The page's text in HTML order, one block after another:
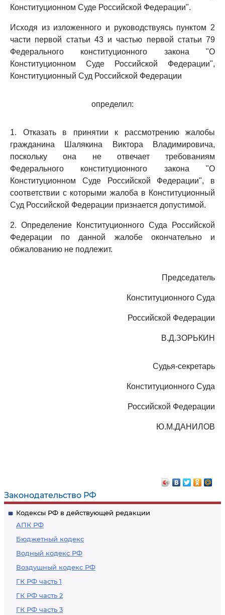
Законодательство РФ
Кодексы РФ в действующей редакции
АПК РФ
Бюджетный кодекс
Водный кодекс РФ
Воздушный кодекс РФ
ГК РФ часть 1
ГК РФ часть 2
ГК РФ часть 3
Конституционном Суде Российской Федерации".
Исходя из изложенного и руководствуясь пунктом 2
части первой статьи 43 и частью первой статьи 79
Федерального конституционного закона "О
Конституционном Суде Российской Федерации",
Конституционный Суд Российской Федерации
определил:
1. Отказать в принятии к рассмотрению жалобы
гражданина Шалякина Виктора Владимировича,
поскольку она не отвечает требованиям
Федерального конституционного закона "О
Конституционном Суде Российской Федерации", в
соответствии с которыми жалоба в Конституционный
Суд Российской Федерации признается допустимой.
2. Определение Конституционного Суда Российской
Федерации по данной жалобе окончательно и
обжалованию не подлежит.
Председатель
Конституционного Суда
Российской Федерации
В.Д.ЗОРЬКИН
Судья-секретарь
Конституционного Суда
Российской Федерации
Ю.М.ДАНИЛОВ